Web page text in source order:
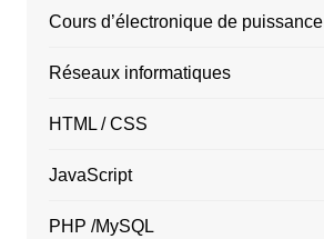
Cours d’électronique de puissance
Réseaux informatiques
HTML / CSS
JavaScript
PHP /MySQL